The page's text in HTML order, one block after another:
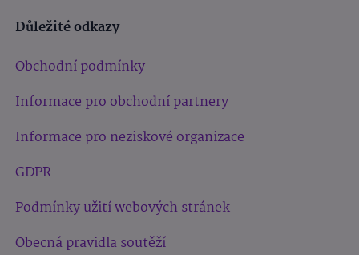
Důležité odkazy
Obchodní podmínky
Informace pro obchodní partnery
Informace pro neziskové organizace
GDPR
Podmínky užití webových stránek
Obecná pravidla soutěží